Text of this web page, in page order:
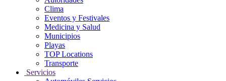
Clima
Eventos y Festivales
Medicina y Salud
Municipios
Playas
TOP Locations
Transporte
Servicios